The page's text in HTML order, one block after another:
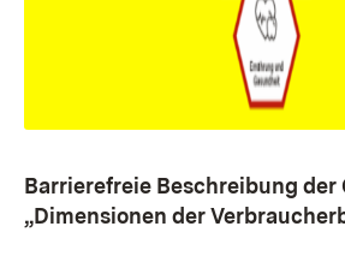
Barrierefreie Beschreibung der
„Dimensionen der